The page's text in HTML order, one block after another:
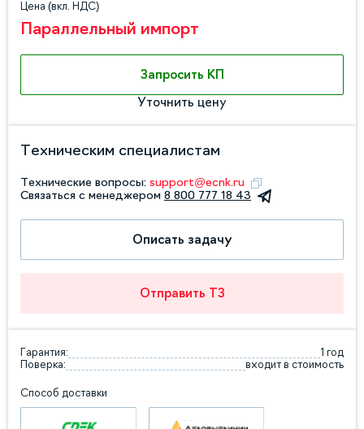
Цена (вкл. НДС)
Параллельный импорт
Запросить КП
Уточнить цену
Техническим специалистам
Технические вопросы: support@ecnk.ru
Связаться с менеджером 8 800 777 18 43
Описать задачу
Отправить ТЗ
Гарантия:
1 год
Поверка:
входит в стоимость
Способ доставки